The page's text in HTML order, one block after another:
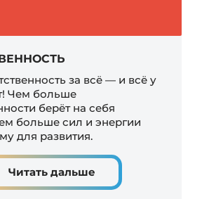
за всё — и всё у
Чем больше
берёт на себя
больше сил и энергии
для развития.
Читать дальше